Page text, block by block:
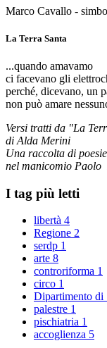
Marco Cavallo -
La Terra Santa
...quando amavamo
ci facevano gli
perché, dicevano, un
non può amare
Versi tratti da "La
di Alda Merini
Una raccolta di
nel manicomio
I tag più letti
libertà 4
Regione 2
serdp 1
arte 8
controriforma 1
circo 1
Dipartimento di
palestre 1
pischiatria 1
accoglienza 5